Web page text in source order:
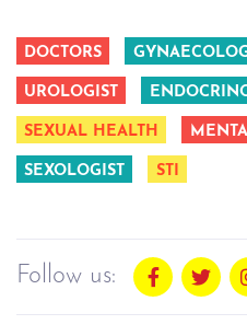
DOCTORS
UROLOGIST
SEXUAL HEALTH
SEXOLOGIST STI
Follow us: